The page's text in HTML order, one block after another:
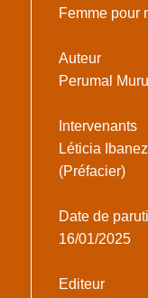
Femme pour
Auteur
Perumal
Intervenants
Léticia
(Préfacier)
Date de
16/01/2025
Editeur